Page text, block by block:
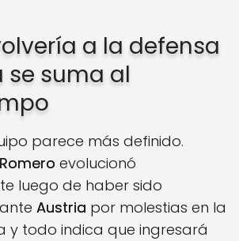
a la defensa
se suma al
parece más definido.
evolucionó
luego de haber sido
Austria por molestias en la
y todo indica que ingresará